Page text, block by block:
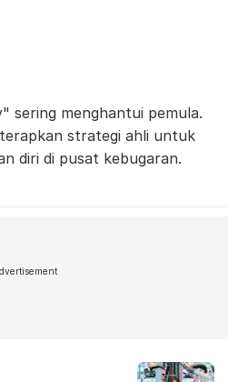
sering menghantui pemula.
strategi ahli untuk
diri di pusat kebugaran.